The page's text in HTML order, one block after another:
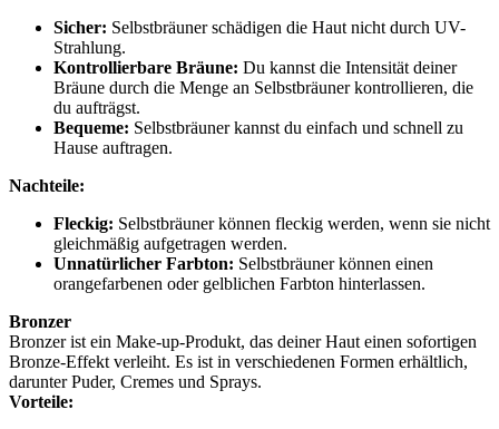
Sicher: Selbstbräuner schädigen die Haut nicht durch UV-
Strahlung.
Kontrollierbare Bräune: Du kannst die Intensität deiner
Bräune durch die Menge an Selbstbräuner kontrollieren, die
du aufträgst.
Bequeme: Selbstbräuner kannst du einfach und schnell zu
Hause auftragen.
Nachteile:
Fleckig: Selbstbräuner können fleckig werden, wenn sie nicht
gleichmäßig aufgetragen werden.
Unnatürlicher Farbton: Selbstbräuner können einen
orangefarbenen oder gelblichen Farbton hinterlassen.
Bronzer
Bronzer ist ein Make-up-Produkt, das deiner Haut einen sofortigen
Bronze-Effekt verleiht. Es ist in verschiedenen Formen erhältlich,
darunter Puder, Cremes und Sprays.
Vorteile: